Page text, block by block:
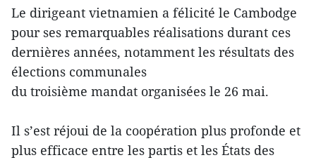
Le dirigeant vietnamien a félicité le Cambodge
pour ses remarquables réalisations durant ces
dernières années, notamment les résultats des
élections communales
du troisième mandat organisées le 26 mai.
Il s’est réjoui de la coopération plus profonde et
plus efficace entre les partis et les États des